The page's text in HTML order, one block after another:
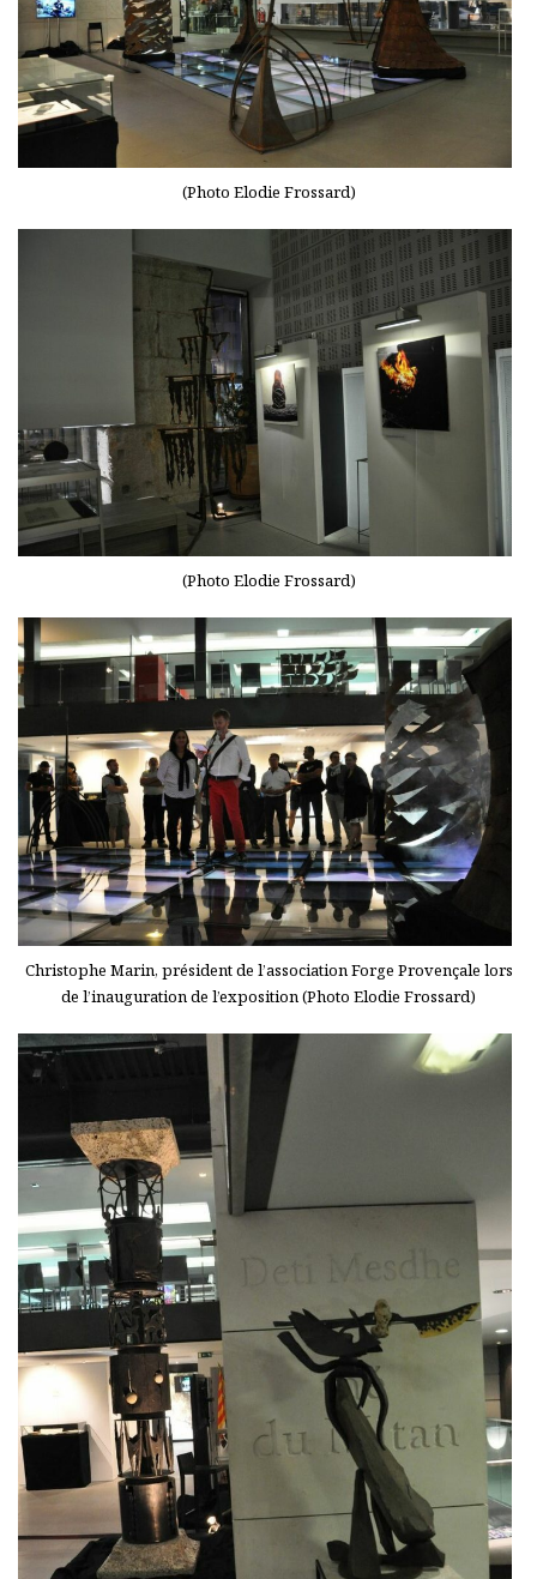
(Photo Elodie Frossard)
(Photo Elodie Frossard)
Christophe Marin, président de l’association Forge Provençale lors
de l’inauguration de l’exposition (Photo Elodie Frossard)